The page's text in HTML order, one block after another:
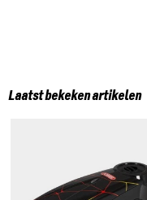
Laatst bekeken artikelen